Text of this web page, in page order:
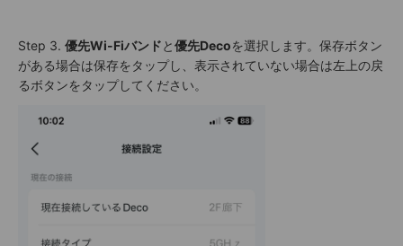
Step 3. 優先Wi-Fiバンドと優先Decoを選択します。保存ボタン
がある場合は保存をタップし、表示されていない場合は左上の戻
るボタンをタップしてください。